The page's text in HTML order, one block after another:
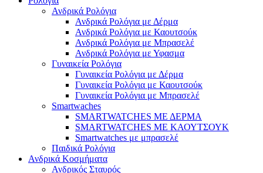
Ανδρικά Ρολόγια
Ανδρικά Ρολόγια με Δέρμα
Ανδρικά Ρολόγια με Καουτσούκ
Ανδρικά Ρολόγια με Μπρασελέ
Ανδρικά Ρολόγια με Υφασμα
Γυναικεία Ρολόγια
Γυναικεία Ρολόγια με Δέρμα
Γυναικεία Ρολόγια με Καουτσούκ
Γυναικεία Ρολόγια με Μπρασελέ
Smartwaches
SMARTWATCHES ΜΕ ΔΕΡΜΑ
SMARTWATCHES ΜΕ ΚΑΟΥΤΣΟΥΚ
Smartwatches με μπρασελέ
Παιδικά Ρολόγια
Ανδρικά Κοσμήματα
Ανδρικός Σταυρός